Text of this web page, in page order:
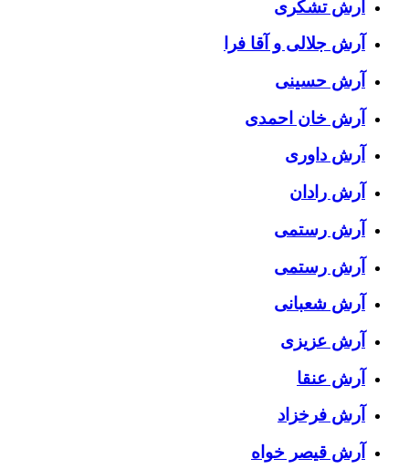
آرش تشکری
آرش جلالی و آقا فرا
آرش حسینی
آرش خان احمدی
آرش داوری
آرش رادان
آرش رستمى
آرش رستمی
آرش شعبانی
آرش عزیزی
آرش عنقا
آرش فرخزاد
آرش قیصر خواه